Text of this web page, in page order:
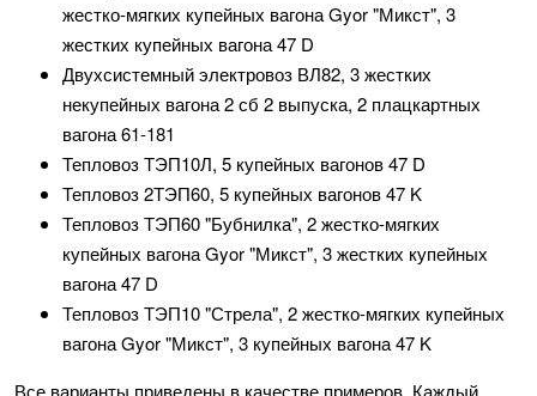
жестко-мягких купейных вагона Gyor "Микст", 3
жестких купейных вагона 47 D
Двухсистемный электровоз ВЛ82, 3 жестких
некупейных вагона 2 сб 2 выпуска, 2 плацкартных
вагона 61-181
Тепловоз ТЭП10Л, 5 купейных вагонов 47 D
Тепловоз 2ТЭП60, 5 купейных вагонов 47 K
Тепловоз ТЭП60 "Бубнилка", 2 жестко-мягких
купейных вагона Gyor "Микст", 3 жестких купейных
вагона 47 D
Тепловоз ТЭП10 "Стрела", 2 жестко-мягких купейных
вагона Gyor "Микст", 3 купейных вагона 47 K
Все варианты приведены в качестве примеров. Каждый